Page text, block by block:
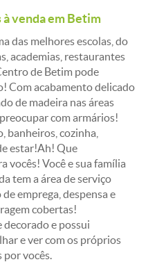
venda em Betim
das melhores escolas, do
academias, restaurantes
de Betim pode
Com acabamento delicado
de madeira nas áreas
com armários!
banheiros, cozinha,
estar!Ah! Que
vocês! Você e sua família
tem a área de serviço
emprega, despensa e
cobertas!
e possui
e ver com os próprios
por vocês.